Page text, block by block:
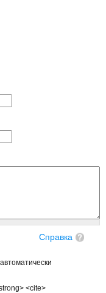
Справка
<cite>